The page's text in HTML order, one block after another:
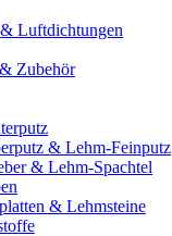
Luftdichtungen
Zubehör
& Lehm-Feinputz
& Lehm-Spachtel
& Lehmsteine